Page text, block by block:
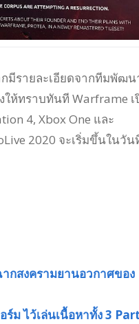
กมีรายละเอียดจากทีมพัฒน
ให้ทราบทันที Warframe เ
4, Xbox One และ
2020 จะเริ่มขึ้นในวัน
กสงครามยานอวกาศของ
ม ไว้เล่นเนื้อหาทั้ง 3